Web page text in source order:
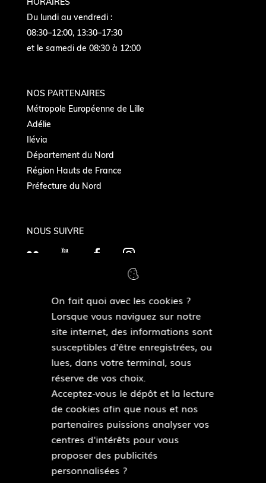
On fait quoi avec les cookies ?
Lorsque vous naviguez sur notre
site internet, des informations sont
susceptibles d'être enregistrées, ou
lues, dans votre terminal, sous
réserve de vos choix.
Acceptez-vous le dépôt et la lecture
de cookies afin que nous et nos
partenaires puissions analyser vos
centres d'intérêts pour vous
proposer des publicités
personnalisées ?
Du lundi au vendredi :
08:30–12:00, 13:30–17:30
et le samedi de 08:30 à 12:00
NOS PARTENAIRES
Métropole Européenne de Lille
Adélie
Ilévia
Département du Nord
Région Hauts de France
Préfecture du Nord
NOUS SUIVRE
F
Y
T
u
b
e
F
e
b
o
o
k
I
t
a
g
r
a
m
MAIRIES DE QUARTIERS
Découvrir les mairies de quartiers
ESPACE PRESSE
Accéder à l’espace presse
Pied
page
Plan du site
Mentions légales
Accessibilité : partiellement conforme
Données personnelles